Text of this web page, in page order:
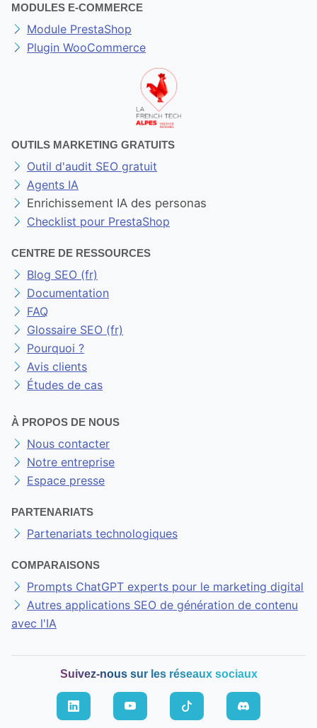
MODULES E-COMMERCE
Module PrestaShop
Plugin WooCommerce
OUTILS MARKETING GRATUITS
Outil d'audit SEO gratuit
Agents IA
Enrichissement IA des personas
Checklist pour PrestaShop
CENTRE DE RESSOURCES
Blog SEO (fr)
Documentation
FAQ
Glossaire SEO (fr)
Pourquoi ?
Avis clients
Études de cas
À PROPOS DE NOUS
Nous contacter
Notre entreprise
Espace presse
PARTENARIATS
Partenariats technologiques
COMPARAISONS
Prompts ChatGPT experts pour le marketing digital
Autres applications SEO de génération de contenu
avec l'IA
Suivez-nous sur les réseaux sociaux